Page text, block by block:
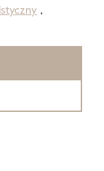
,